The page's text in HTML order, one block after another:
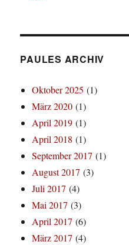
PAULES ARCHIV
Oktober 2025 (1)
März 2020 (1)
April 2019 (1)
April 2018 (1)
September 2017 (1)
August 2017 (3)
Juli 2017 (4)
Mai 2017 (3)
April 2017 (6)
März 2017 (4)